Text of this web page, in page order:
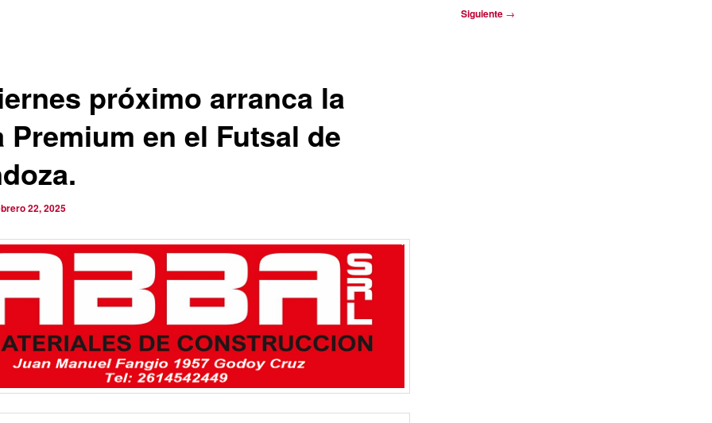
Siguiente →
próximo arranca la
Premium en el Futsal de
22, 2025